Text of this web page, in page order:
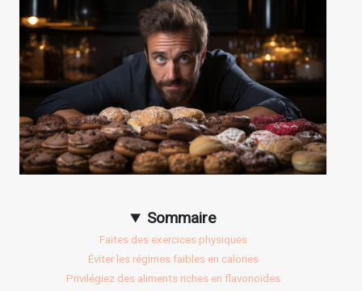
Sommaire
Faites des exercices physiques
Éviter les régimes faibles en calories
Privilégiez des aliments riches en flavonoïdes